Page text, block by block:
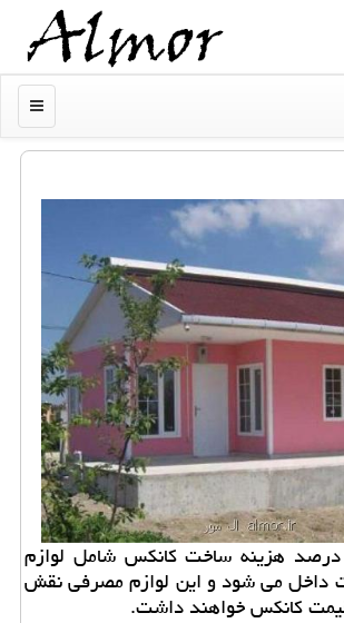
منو
درصد هزینه ساخت كانكس شامل لوازم
داخل می شود و این لوازم مصرفی نقش
كانكس خواهند داشت.